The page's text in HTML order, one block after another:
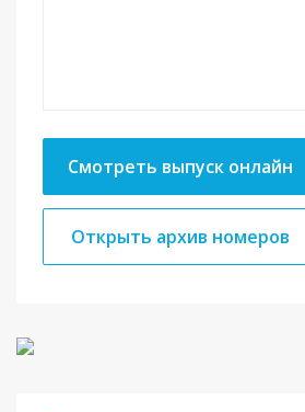
Смотреть выпуск онлайн
Открыть архив номеров